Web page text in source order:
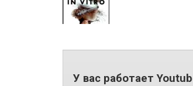
У вас работает